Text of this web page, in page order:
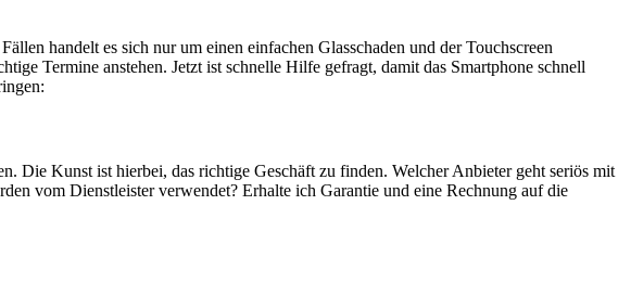
handelt es sich nur um einen einfachen Glasschaden und der Touchscreen
Termine anstehen. Jetzt ist schnelle Hilfe gefragt, damit das Smartphone schnell
Die Kunst ist hierbei, das richtige Geschäft zu finden. Welcher Anbieter geht seriös mit
vom Dienstleister verwendet? Erhalte ich Garantie und eine Rechnung auf die